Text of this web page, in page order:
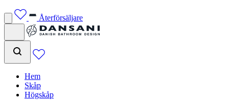
Återförsäljare
Hem
Skåp
Högskåp